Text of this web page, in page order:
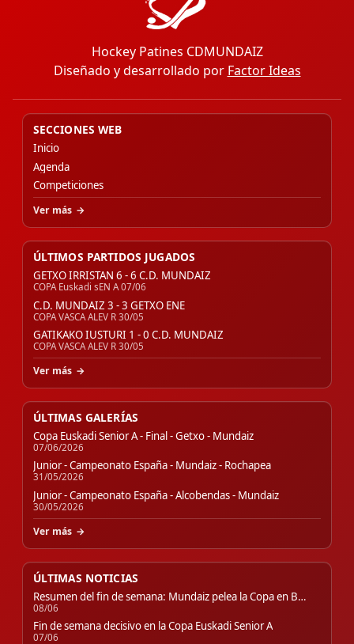
Hockey Patines CDMUNDAIZ
Diseñado y desarrollado por Factor Ideas
SECCIONES WEB
Inicio
Agenda
Competiciones
Ver más
ÚLTIMOS PARTIDOS JUGADOS
GETXO IRRISTAN 6 - 6 C.D. MUNDAIZ
COPA Euskadi sEN A 07/06
C.D. MUNDAIZ 3 - 3 GETXO ENE
COPA VASCA ALEV R 30/05
GATIKAKO IUSTURI 1 - 0 C.D. MUNDAIZ
COPA VASCA ALEV R 30/05
Ver más
ÚLTIMAS GALERÍAS
Copa Euskadi Senior A - Final - Getxo - Mundaiz
07/06/2026
Junior - Campeonato España - Mundaiz - Rochapea
31/05/2026
Junior - Campeonato España - Alcobendas - Mundaiz
30/05/2026
Ver más
ÚLTIMAS NOTICIAS
Resumen del fin de semana: Mundaiz pelea la Copa en B…
08/06
Fin de semana decisivo en la Copa Euskadi Senior A
07/06